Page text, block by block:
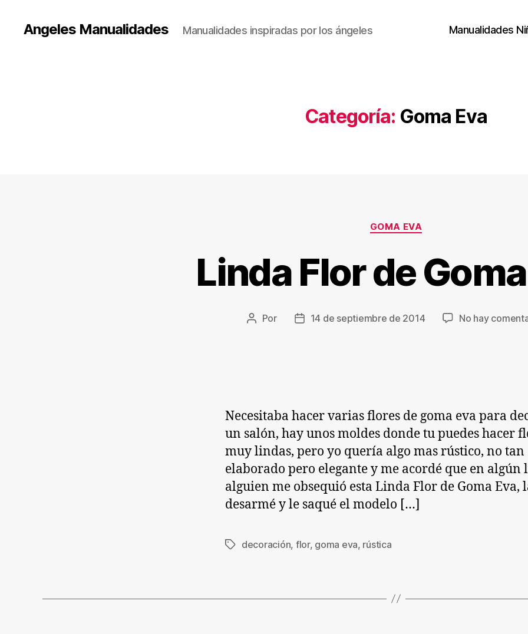
Angeles Manualidades Manualidades inspiradas por los ángeles Manualidades
Categoría: Goma Eva
Categorías
GOMA EVA
Linda Flor de
Autor
Por
Fecha14 de septiembre de 2014 No hay
Necesitaba hacer varias flores de goma eva para
un salón, hay unos moldes donde tu puedes hacer
muy lindas, pero yo quería algo mas rústico, no tan
elaborado pero elegante y me acordé que en algún
alguien me obsequió esta Linda Flor de Goma Eva,
desarmé y le saqué el modelo […]
Etiquetas
decoración, flor, goma eva, rústica